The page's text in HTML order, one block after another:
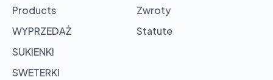
Browse
products
Products
WYPRZEDAŻ
SUKIENKI
SWETERKI
Zwroty
Statute